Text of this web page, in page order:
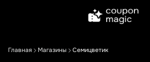
Главная Магазины Семицветик